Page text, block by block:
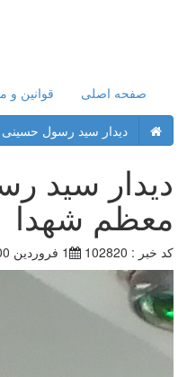
صفحه اصلی قوانین و
دیدار سید رسول حسینی
دیدار سید
معظم شهدا
کد خبر : 102820 1 فروردین 1400